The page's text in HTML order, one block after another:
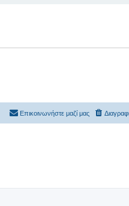
Επικοινωνήστε μαζί μας